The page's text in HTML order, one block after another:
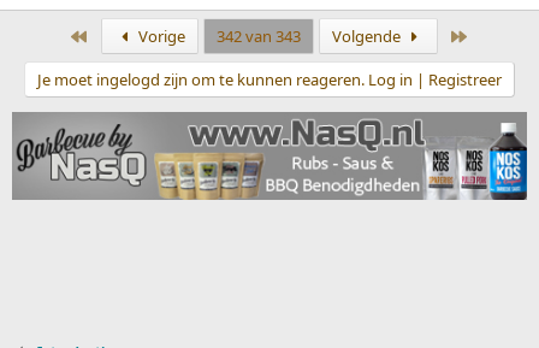
Eerste Vorige 342 van 343 Volgende
Je moet ingelogd zijn om te kunnen reageren. Log in | Registreer